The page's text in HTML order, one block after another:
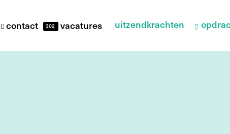
contact 302 vacatures uitzendkrachten